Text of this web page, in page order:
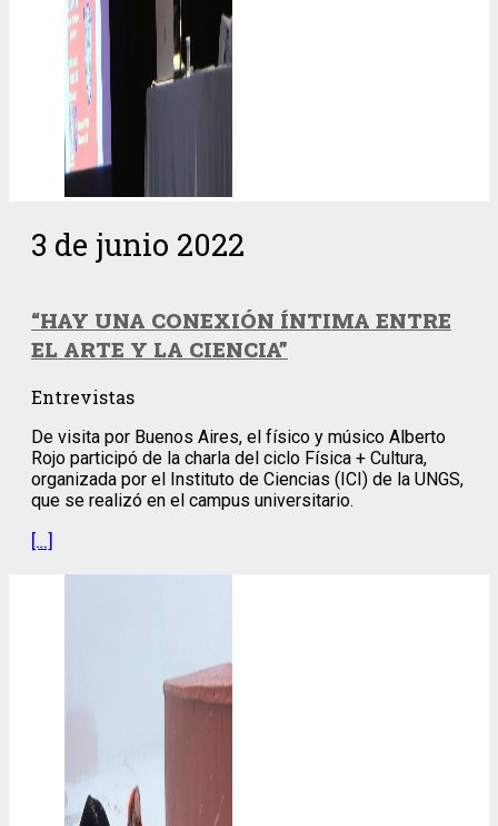
3 de junio 2022
“HAY UNA CONEXIÓN ÍNTIMA ENTRE
EL ARTE Y LA CIENCIA”
Entrevistas
De visita por Buenos Aires, el físico y músico Alberto
Rojo participó de la charla del ciclo Física + Cultura,
organizada por el Instituto de Ciencias (ICI) de la UNGS,
que se realizó en el campus universitario.
[…]